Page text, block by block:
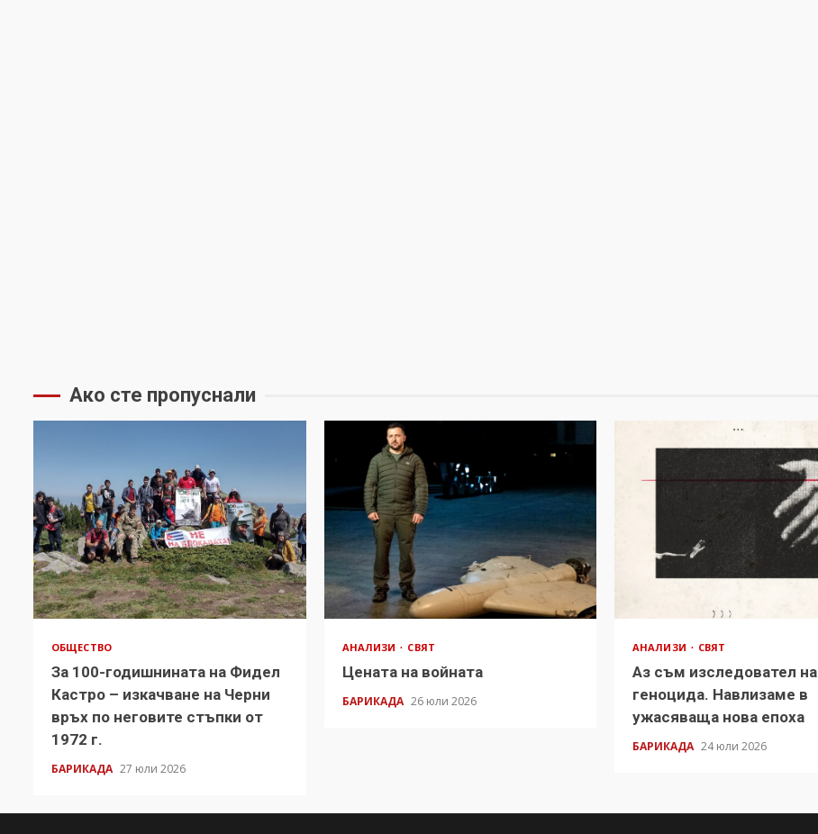
Ако сте пропуснали
ОБЩЕСТВО
За 100-годишнината на Фидел
Кастро – изкачване на Черни
връх по неговите стъпки от
1972 г.
БАРИКАДА 27 юли 2026
АНАЛИЗИ СВЯТ
Цената на войната
БАРИКАДА 26 юли 2026
АНАЛИЗИ СВЯТ
Аз съм изследовател на
геноцида. Навлизаме в
ужасяваща нова епоха
БАРИКАДА 24 юли 2026